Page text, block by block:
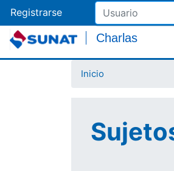
Registrarse
Charlas
Inicio